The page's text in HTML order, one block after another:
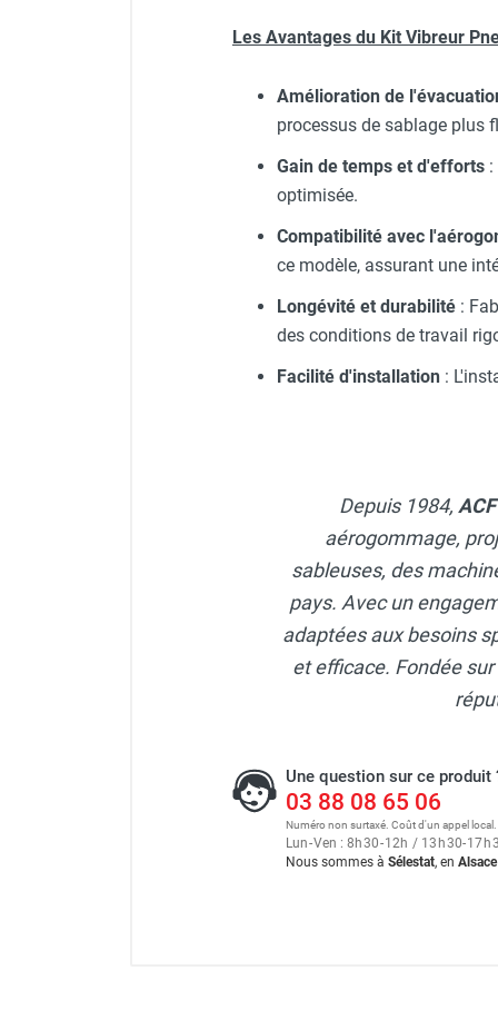
Les Avantages du Kit Vibreur
Amélioration de
processus de sablage plus
Gain de temps et d'efforts
optimisée.
Compatibilité avec
ce modèle, assurant une
Longévité et durabilité :
des conditions de travail
Facilité d'installation :
Depuis 1984, ACF
aérogommage,
sableuses, des
pays. Avec un
adaptées aux besoins
et efficace. Fondée
Une question sur ce produit
03 88 08 65 06
Numéro non surtaxé. Coût d'un appel local.
Lun-Ven : 8 h30-12h / 13 h30-17 h
Nous sommes à Sélestat, en Alsace